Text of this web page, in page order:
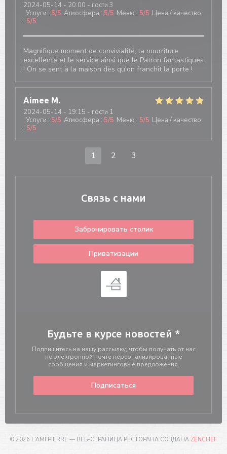
2024-05-14 - 20:00 - гости 3
Услуги : 5/5 Атмосфера : 5/5 Меню : 5/5 Цена / качество
: 5/5
Magnifique moment de convivialité, la nourriture
excellente et le service ainsi que le Patron fantastiques
! On se sent à la maison dès qu'on franchit la porte !
Aimee M
2024-05-14 - 19:15 - гости 1
Услуги : 5/5 Атмосфера : 5/5 Меню : 5/5 Цена / качество
: 5/5
1 2 3
Связь с нами
Забронировать столик
Приватизации
Будьте в курсе новостей *
Подпишитесь на нашу рассылку, чтобы получать от нас
по электронной почте персонализированные
сообщения и маркетинговые предложения.
Подписаться
© 2026 L'AMI PIERRE — ВЕБ-СТРАНИЦА РЕСТОРАНА СОЗДАНА ZENCHEF